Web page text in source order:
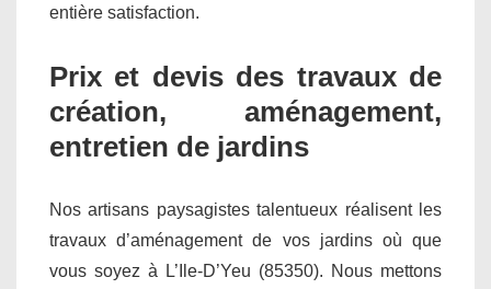
entière satisfaction.
Prix et devis des travaux de
création, aménagement,
entretien de jardins
Nos artisans paysagistes talentueux réalisent les
travaux d’aménagement de vos jardins où que
vous soyez à L’Ile-D’Yeu (85350). Nous mettons